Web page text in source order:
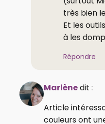
très bien
Et les
à les
Répondre
Marlènedit :
Article
couleurs ont